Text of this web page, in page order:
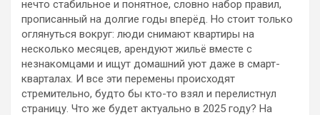
нечто стабильное и понятное, словно набор правил,
прописанный на долгие годы вперёд. Но стоит только
оглянуться вокруг: люди снимают квартиры на
несколько месяцев, арендуют жильё вместе с
незнакомцами и ищут домашний уют даже в смарт-
кварталах. И все эти перемены происходят
стремительно, будто бы кто-то взял и перелистнул
страницу. Что же будет актуально в 2025 году? На